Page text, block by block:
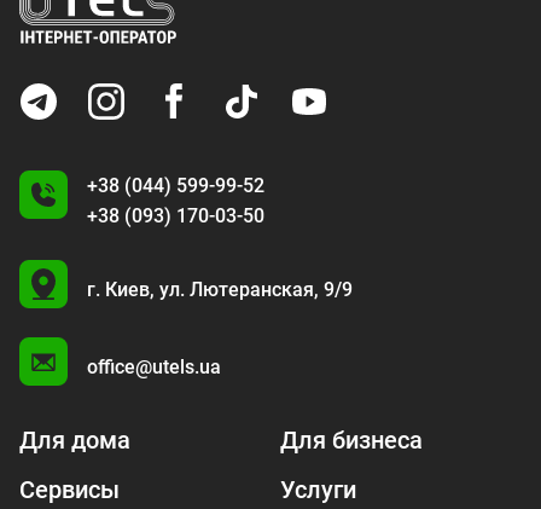
+38 (044) 599-99-52
+38 (093) 170-03-50
U
г. Киев, ул. Лютеранская, 9/9
office@utels.ua
Для дома
Для бизнеса
Сервисы
Услуги